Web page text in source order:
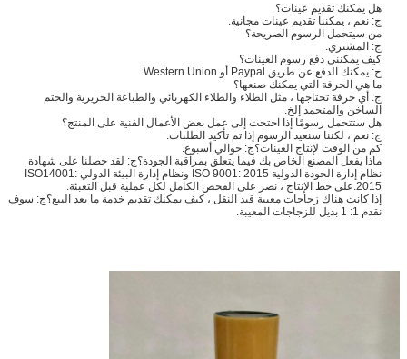
هل يمكنك تقديم عينات؟
ج: نعم ، يمكننا تقديم عينات مجانية.
من سيتحمل الرسوم الصريحة؟
ج: المشتري.
كيف يمكنني دفع رسوم العينات؟
ج: يمكنك الدفع عن طريق Paypal أو Western Union.
ما هي الحرفة التي يمكنك صنعها؟
ج: أي حرفة تحتاجها ، مثل الطلاء والطلاء الكهربائي والطباعة الحريرية والختم
الساخن والمتجمد إلخ.
هل ستتحمل رسومًا إذا احتجت إلى عمل بعض الأعمال الفنية على المنتج؟
ج: نعم ، لكننا سنعيد الرسوم إذا تم تأكيد الطلبات.
كم من الوقت لإنتاج العينات؟ج: حوالي أسبوع.
ماذا يفعل المصنع الخاص بك فيما يتعلق بمراقبة الجودة؟ج: لقد حصلنا على شهادة
نظام إدارة الجودة الدولية ISO 9001: 2015 ونظام إدارة البيئة الدولي ISO14001:
2015.على خط الإنتاج ، نصر على الفحص الكامل لكل عملية قبل التعبئة.
إذا كانت هناك زجاجات معيبة قيد النقل ، كيف يمكنك تقديم خدمة ما بعد البيع؟ج: سوف
نقدم 1: 1 بديل للزجاجات المعيبة.